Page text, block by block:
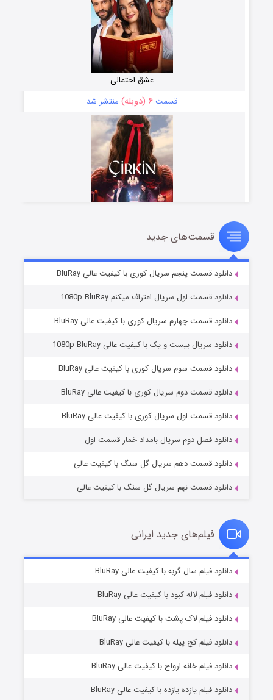
عشق احتمالی
قسمت ۶ (دوبله) منتشر شد
سریال زشت
قسمت۵ (زیرنویس) منتشر شد
وستی ها
قسمت۱ (زیرنویس) منتشر شد
قسمت۶ (زیرنویس) منتشر شد
قسمت‌های جدید
دانلود قسمت پنجم سریال کوری با کیفیت عالی BluRay
دانلود قسمت اول سریال اعتراف میکنم 1080p BluRay
دانلود قسمت چهارم سریال کوری با کیفیت عالی BluRay
دانلود سریال بیست و یک با کیفیت عالی 1080p BluRay
دانلود قسمت سوم سریال کوری با کیفیت عالی BluRay
دانلود قسمت دوم سریال کوری با کیفیت عالی BluRay
دانلود قسمت اول سریال کوری با کیفیت عالی BluRay
دانلود فصل دوم سریال بامداد خمار قسمت اول
دانلود قسمت دهم سریال گل سنگ با کیفیت عالی
دانلود قسمت نهم سریال گل سنگ با کیفیت عالی
فیلم‌های جدید ایرانی
دانلود فیلم سال گربه با کیفیت عالی BluRay
دانلود فیلم لاله کبود با کیفیت عالی BluRay
دانلود فیلم لاک پشت با کیفیت عالی BluRay
دانلود فیلم کج‌ پیله با کیفیت عالی BluRay
دانلود فیلم خانه ارواح با کیفیت عالی BluRay
دانلود فیلم یازده یازده با کیفیت عالی BluRay